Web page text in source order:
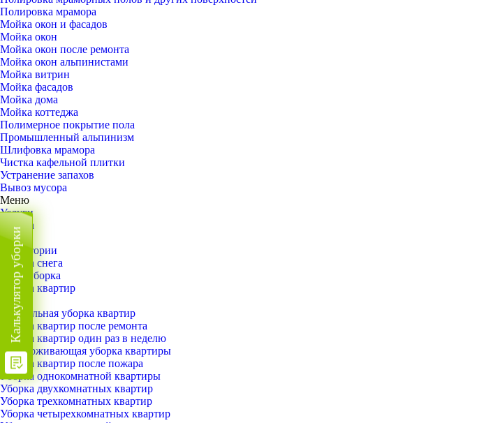
Полировка мрамора
Мойка окон и фасадов
Мойка окон
Мойка окон после ремонта
Мойка окон альпинистами
Мойка витрин
Мойка фасадов
Мойка дома
Мойка коттеджа
Полимерное покрытие пола
Промышленный альпинизм
Шлифовка мрамора
Чистка кафельной плитки
Устранение запахов
Вывоз мусора
Меню
Услуги
Уборка
Назад
Территории
Уборка снега
ВИП-уборка
Уборка квартир
Назад
Генеральная уборка квартир
Уборка квартир после ремонта
Уборка квартир один раз в неделю
Поддерживающая уборка квартиры
Уборка квартир после пожара
Уборка однокомнатной квартиры
Уборка двухкомнатных квартир
Уборка трехкомнатных квартир
Уборка четырехкомнатных квартир
Калькулятор уборки